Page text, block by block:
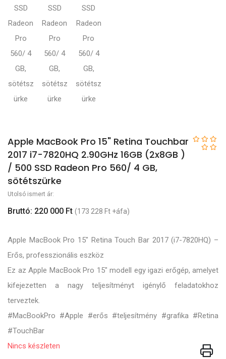
Apple MacBook Pro 15" Retina Touchbar
2017 i7-7820HQ 2.90GHz 16GB (2x8GB )
/ 500 SSD Radeon Pro 560/ 4 GB,
sötétszürke
Utolsó ismert ár:
Bruttó: 220 000 Ft (173 228 Ft +áfa)
Apple MacBook Pro 15" Retina Touch Bar 2017 (i7-7820HQ) –
Erős, professzionális eszköz
Ez az Apple MacBook Pro 15" modell egy igazi erőgép, amelyet
kifejezetten a nagy teljesítményt igénylő feladatokhoz
terveztek.
#MacBookPro #Apple #erős #teljesítmény #grafika #Retina
#TouchBar
Nincs készleten